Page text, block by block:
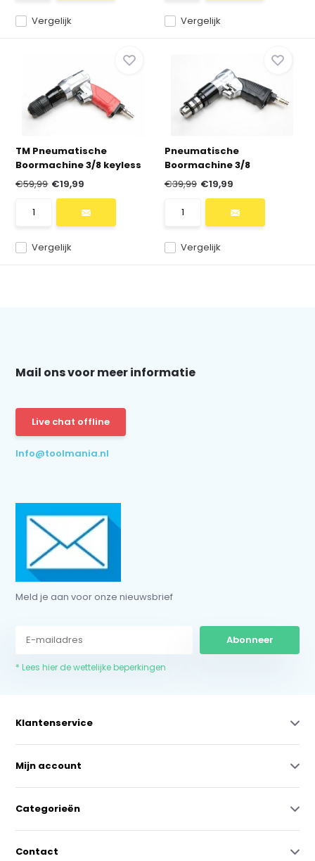
Vergelijk Vergelijk
TM Pneumatische
Boormachine 3/8 keyless
Vergelijk
€59,99 €19,99
Pneumatische
Boormachine 3/8
Vergelijk
€39,99 €19,99
Mail ons voor meer informatie
Live chat offline
Info@toolmania.nl
Meld je aan voor onze nieuwsbrief
Abonneer
* Lees hier de wettelijke beperkingen
Klantenservice
Mijn account
Categorieën
Contact